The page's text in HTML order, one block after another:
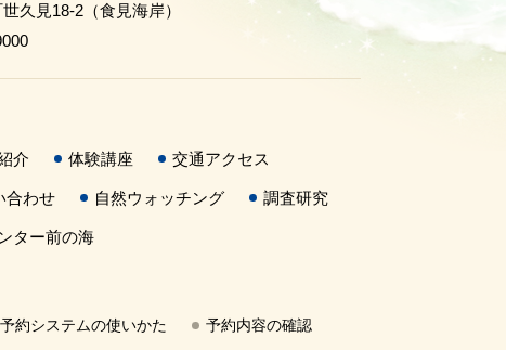
久見18-2（食見海岸）
介 体験講座 交通アクセス
合わせ 自然ウォッチング 調査研究
ター前の海
予約システムの使いかた 予約内容の確認